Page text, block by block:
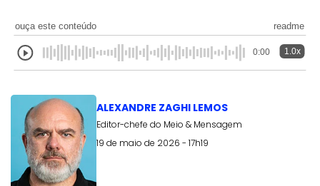
ouça este conteúdo readme
0:00 1.0x
ALEXANDRE ZAGHI LEMOS
Editor-chefe do Meio & Mensagem
19 de maio de 2026 - 17h19